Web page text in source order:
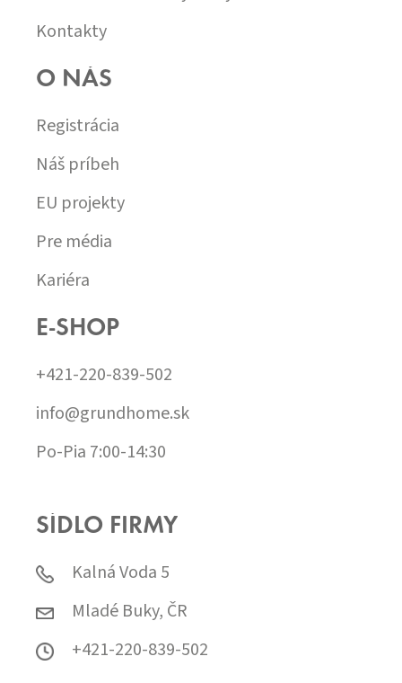
Kontakty
O NÁS
Registrácia
Náš príbeh
EU projekty
Pre média
Kariéra
E-SHOP
+421-220-839-502
info@grundhome.sk
Po-Pia 7:00-14:30
SÍDLO FIRMY
Kalná Voda 5
Mladé Buky, ČR
+421-220-839-502